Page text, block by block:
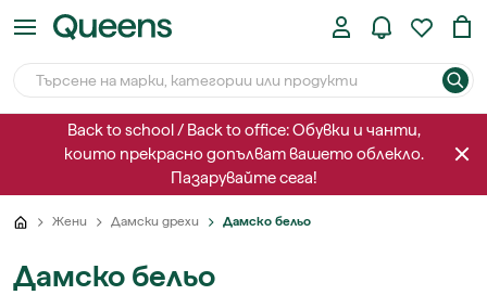
Back to school / Back to office: Обувки и чанти,
които прекрасно допълват вашето облекло.
Пазарувайте сега!
Жени Дамски дрехи Дамско бельо
Дамско бельо